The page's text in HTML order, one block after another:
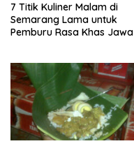
7 Titik Kuliner Malam di
Semarang Lama untuk
Pemburu Rasa Khas Jawa